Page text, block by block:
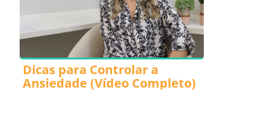
Dicas para Controlar a
Ansiedade (Vídeo Completo)